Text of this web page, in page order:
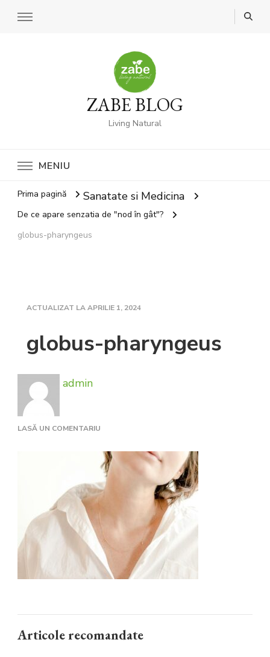
ZABE BLOG
Living Natural
MENIU
Prima pagină Sanatate si Medicina
De ce apare senzatia de "nod în gât"?
globus-pharyngeus
ACTUALIZAT LAAPRILIE 1, 2024
globus-pharyngeus
admin
LASĂ UN COMENTARIU
PHARYNGEUS
Articole recomandate